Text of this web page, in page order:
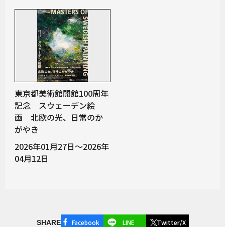
東京都美術館開館100周年
記念 スウェーデン絵
画 北欧の光、日常のか
がやき
2026年01月27日～2026年
04月12日
SHARE Facebook LINE Twitter/X